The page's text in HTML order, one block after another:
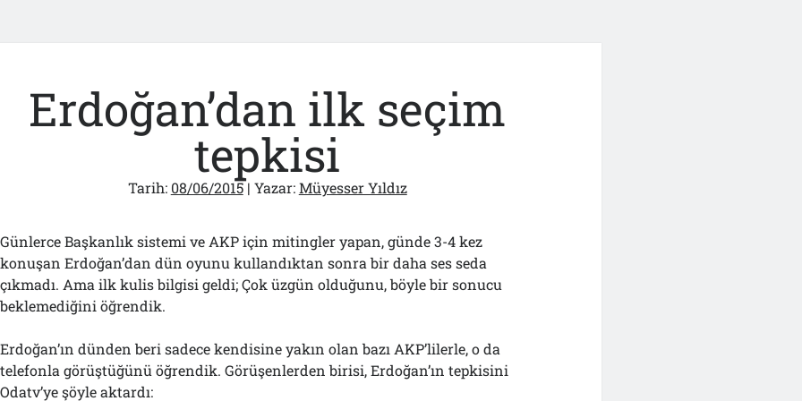
Erdoğan’dan ilk seçim
tepkisi
Tarih: 08/06/2015| Yazar:Müyesser Yıldız
Günlerce Başkanlık sistemi ve AKP için mitingler yapan, günde 3-4 kez
konuşan Erdoğan’dan dün oyunu kullandıktan sonra bir daha ses seda
çıkmadı. Ama ilk kulis bilgisi geldi; Çok üzgün olduğunu, böyle bir sonucu
beklemediğini öğrendik.
Erdoğan’ın dünden beri sadece kendisine yakın olan bazı AKP’lilerle, o da
telefonla görüştüğünü öğrendik. Görüşenlerden birisi, Erdoğan’ın tepkisini
Odatv’ye şöyle aktardı: